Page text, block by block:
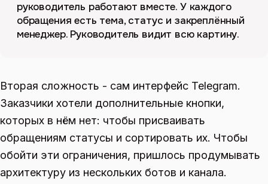
руководитель работают вместе. У каждого
обращения есть тема, статус и закреплённый
менеджер. Руководитель видит всю картину.
Вторая сложность - сам интерфейс Telegram.
Заказчики хотели дополнительные кнопки,
которых в нём нет: чтобы присваивать
обращениям статусы и сортировать их. Чтобы
обойти эти ограничения, пришлось продумывать
архитектуру из нескольких ботов и канала.